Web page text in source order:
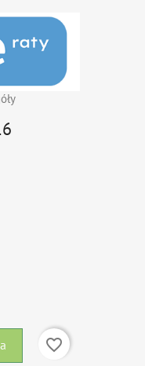
favorite_border